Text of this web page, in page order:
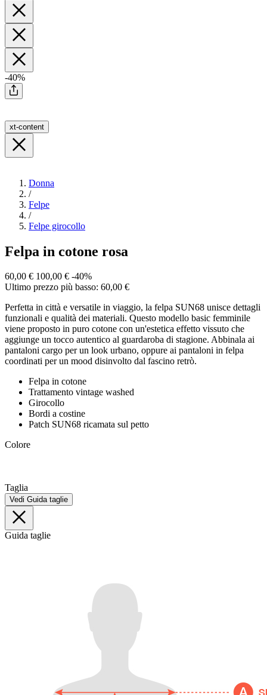
-40%
xt-content
Donna
/
Felpe
/
Felpe girocollo
Felpa in cotone rosa
60,00 € 100,00 € -40%
Ultimo prezzo più basso: 60,00 €
Perfetta in città e versatile in viaggio, la felpa SUN68 unisce dettagli
funzionali e qualità dei materiali. Questo modello basic femminile
viene proposto in puro cotone con un'estetica effetto vissuto che
aggiunge un tocco autentico al guardaroba di stagione. Abbinala ai
pantaloni cargo per un look urbano, oppure ai pantaloni in felpa
coordinati per un mood disinvolto dal fascino retrò.
Felpa in cotone
Trattamento vintage washed
Girocollo
Bordi a costine
Patch SUN68 ricamata sul petto
Colore
Taglia
Vedi Guida taglie
Guida taglie